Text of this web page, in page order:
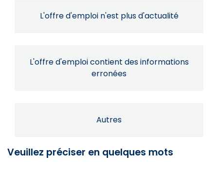
L'offre d'emploi n'est plus d'actualité
L'offre d'emploi contient des informations
erronées
Autres
Veuillez préciser en quelques mots